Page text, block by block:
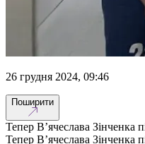
26 грудня 2024, 09:46
Поширити
Тепер В’ячеслава Зінченка
Тепер В’ячеслава Зінченка